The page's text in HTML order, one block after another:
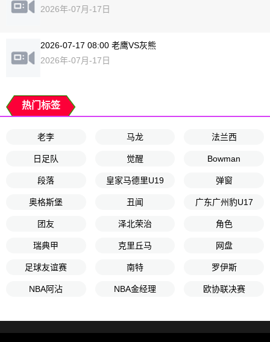
2026年-07月-17日
2026-07-17 08:00 老鹰VS灰熊
2026年-07月-17日
热门标签
老李 马龙 法兰西
日足队 觉醒 Bowman
段落 皇家马德里U19 弹窗
奥格斯堡 丑闻 广东广州豹U17
团友 泽北荣治 角色
瑞典甲 克里丘马 网盘
足球友谊赛 南特 罗伊斯
NBA阿沾 NBA金经理 欧协联决赛